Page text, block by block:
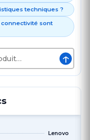
techniques ?
sont
↑
Lenovo